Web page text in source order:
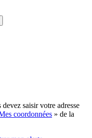
saisir votre adresse
coordonnées » de la